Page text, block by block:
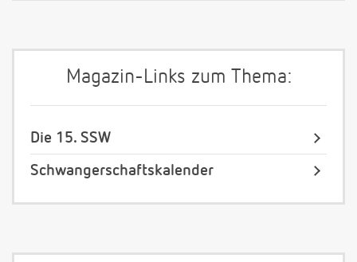
Magazin-Links zum Thema:
Die 15. SSW
Schwangerschaftskalender